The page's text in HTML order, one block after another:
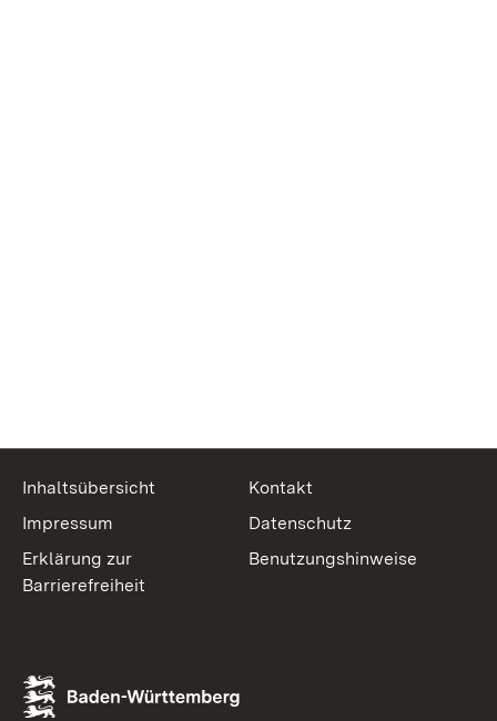
Inhaltsübersicht
Kontakt
Impressum
Datenschutz
Erklärung zur
Barrierefreiheit
Benutzungshinweise